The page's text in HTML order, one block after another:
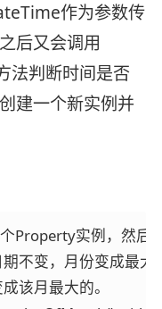
作为参数传
后又会调用
法判断时间是否
建一个新实例并
Property实例，然后
不变，月份变成最
该月最大的。